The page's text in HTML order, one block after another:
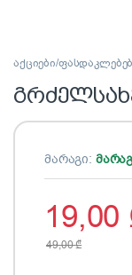
აქციები/
მარაგი:
19,00
49,00₾